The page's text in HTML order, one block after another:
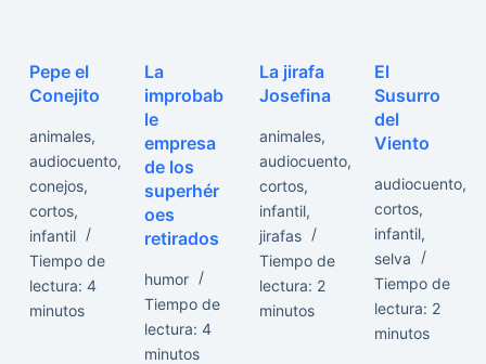
Pepe el
Conejito
animales,
audiocuento,
conejos,
cortos,
infantil
Tiempo de
lectura: 4
minutos
La
improbab
le
empresa
de los
superhér
oes
retirados
humor
Tiempo de
lectura: 4
minutos
La jirafa
Josefina
animales,
audiocuento,
cortos,
infantil,
jirafas
Tiempo de
lectura: 2
minutos
El
Susurro
del
Viento
audiocuento,
cortos,
infantil,
selva
Tiempo de
lectura: 2
minutos